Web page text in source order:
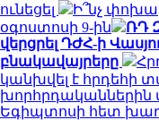
ունեցել
Ի՞նչ
օգոստոսի 9-ին
ՌԴ
վերցրել ԴԺՀ-ի
բնակավայրերը
կանխվել է հրդեհի
խորհրդականներին
Եգիպտոսի հետ